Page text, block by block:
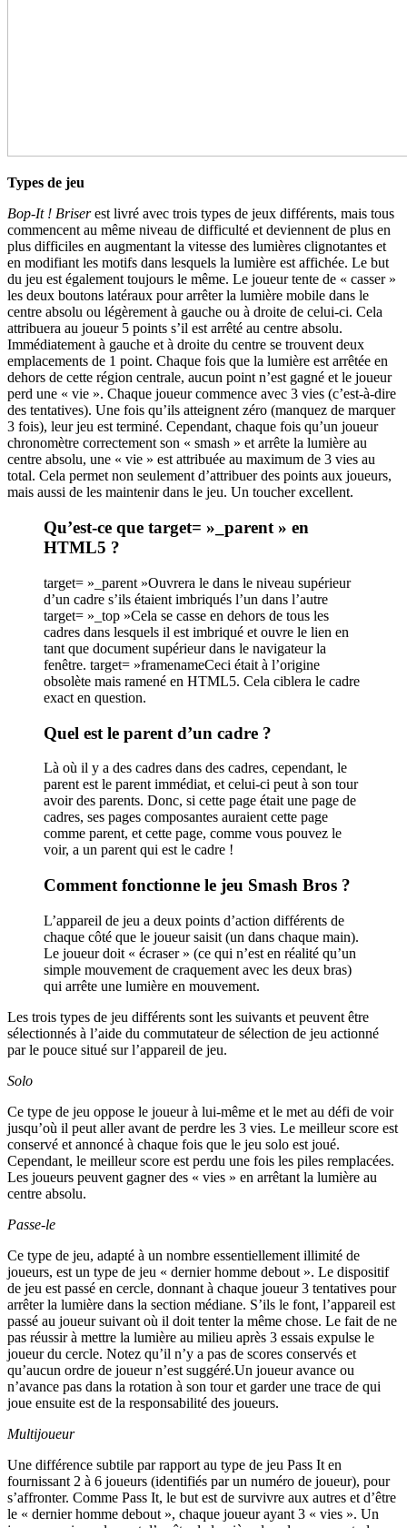
Types de jeu
Bop-It ! Briserest livré avec trois types de jeux différents, mais tous
commencent au même niveau de difficulté et deviennent de plus en
plus difficiles en augmentant la vitesse des lumières clignotantes et
en modifiant les motifs dans lesquels la lumière est affichée. Le but
du jeu est également toujours le même. Le joueur tente de « casser »
les deux boutons latéraux pour arrêter la lumière mobile dans le
centre absolu ou légèrement à gauche ou à droite de celui-ci. Cela
attribuera au joueur 5 points s’il est arrêté au centre absolu.
Immédiatement à gauche et à droite du centre se trouvent deux
emplacements de 1 point. Chaque fois que la lumière est arrêtée en
dehors de cette région centrale, aucun point n’est gagné et le joueur
perd une « vie ». Chaque joueur commence avec 3 vies (c’est-à-dire
des tentatives). Une fois qu’ils atteignent zéro (manquez de marquer
3 fois), leur jeu est terminé. Cependant, chaque fois qu’un joueur
chronomètre correctement son « smash » et arrête la lumière au
centre absolu, une « vie » est attribuée au maximum de 3 vies au
total. Cela permet non seulement d’attribuer des points aux joueurs,
mais aussi de les maintenir dans le jeu. Un toucher excellent.
Qu’est-ce que target= »_parent » en
HTML5 ?
target= »_parent »Ouvrera le dans le niveau supérieur
d’un cadre s’ils étaient imbriqués l’un dans l’autre
target= »_top »Cela se casse en dehors de tous les
cadres dans lesquels il est imbriqué et ouvre le lien en
tant que document supérieur dans le navigateur la
fenêtre. target= »framenameCeci était à l’origine
obsolète mais ramené en HTML5. Cela ciblera le cadre
exact en question.
Quel est le parent d’un cadre ?
Là où il y a des cadres dans des cadres, cependant, le
parent est le parent immédiat, et celui-ci peut à son tour
avoir des parents. Donc, si cette page était une page de
cadres, ses pages composantes auraient cette page
comme parent, et cette page, comme vous pouvez le
voir, a un parent qui est le cadre !
Comment fonctionne le jeu Smash Bros ?
L’appareil de jeu a deux points d’action différents de
chaque côté que le joueur saisit (un dans chaque main).
Le joueur doit « écraser » (ce qui n’est en réalité qu’un
simple mouvement de craquement avec les deux bras)
qui arrête une lumière en mouvement.
Les trois types de jeu différents sont les suivants et peuvent être
sélectionnés à l’aide du commutateur de sélection de jeu actionné
par le pouce situé sur l’appareil de jeu.
Solo
Ce type de jeu oppose le joueur à lui-même et le met au défi de voir
jusqu’où il peut aller avant de perdre les 3 vies. Le meilleur score est
conservé et annoncé à chaque fois que le jeu solo est joué.
Cependant, le meilleur score est perdu une fois les piles remplacées.
Les joueurs peuvent gagner des « vies » en arrêtant la lumière au
centre absolu.
Passe-le
Ce type de jeu, adapté à un nombre essentiellement illimité de
joueurs, est un type de jeu « dernier homme debout ». Le dispositif
de jeu est passé en cercle, donnant à chaque joueur 3 tentatives pour
arrêter la lumière dans la section médiane. S’ils le font, l’appareil est
passé au joueur suivant où il doit tenter la même chose. Le fait de ne
pas réussir à mettre la lumière au milieu après 3 essais expulse le
joueur du cercle. Notez qu’il n’y a pas de scores conservés et
qu’aucun ordre de joueur n’est suggéré.Un joueur avance ou
n’avance pas dans la rotation à son tour et garder une trace de qui
joue ensuite est de la responsabilité des joueurs.
Multijoueur
Une différence subtile par rapport au type de jeu Pass It en
fournissant 2 à 6 joueurs (identifiés par un numéro de joueur), pour
s’affronter. Comme Pass It, le but est de survivre aux autres et d’être
le « dernier homme debout », chaque joueur ayant 3 « vies ». Un